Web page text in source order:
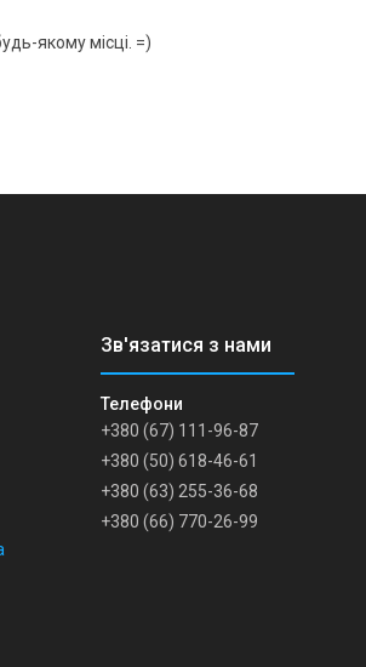
якому місці. =)
+380 (67) 111-96-87
+380 (50) 618-46-61
+380 (63) 255-36-68
+380 (66) 770-26-99